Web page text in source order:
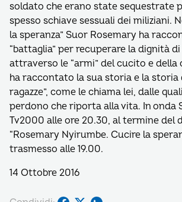
soldato che erano state sequestrate
spesso schiave sessuali dei miliziani.
la speranza” Suor Rosemary ha
“battaglia” per recuperare la dignità
attraverso le “armi” del cucito e della
ha raccontato la sua storia e la storia
ragazze”, come le chiama lei, dalle
perdono che riporta alla vita. In onda
Tv2000 alle ore 20.30, al termine del
“Rosemary Nyirumbe. Cucire la
trasmesso alle 19.00.
14 Ottobre 2016